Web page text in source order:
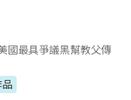
國最具爭議黑幫教父傳